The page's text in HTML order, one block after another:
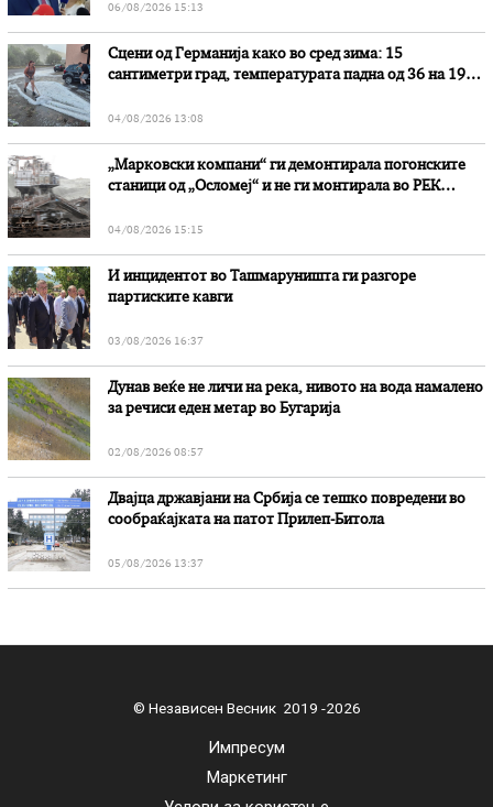
06/08/2026 15:13
Сцени од Германија како во сред зима: 15
сантиметри град, температурата падна од 36 на 19
04/08/2026 13:08
„Марковски компани“ ги демонтирала погонските
станици од „Осломеј“ и не ги монтирала во РЕК
04/08/2026 15:15
И инцидентот во Ташмаруништa ги разгоре
партиските кавги
03/08/2026 16:37
Дунав веќе не личи на река, нивото на вода намалено
за речиси еден метар во Бугарија
02/08/2026 08:57
Двајца државјани на Србија се тешко повредени во
сообраќајката на патот Прилеп-Битола
05/08/2026 13:37
© Независен Весник 2019 -2026
Импресум
Маркетинг